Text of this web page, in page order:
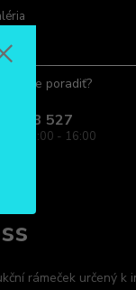
poradiť?
963 527
Pia: 08:00 - 16:00
rámeček určený